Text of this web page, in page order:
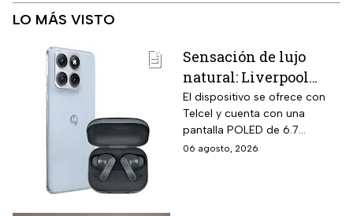
LO MÁS VISTO
Sensación de lujo
natural: Liverpool
remata el Motorola
Edge 70 Fusion de
256GB de
almacenamiento,
El dispositivo se ofrece con
Telcel y cuenta con una
pantalla POLED de 6.7
pulgadas y funciones
06 agosto, 2026